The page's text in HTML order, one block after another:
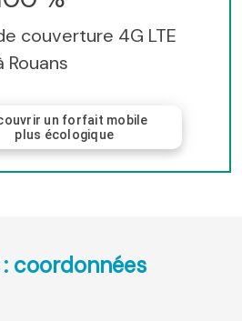
couverture 4G LTE
Rouans
un forfait mobile
plus écologique
: coordonnées